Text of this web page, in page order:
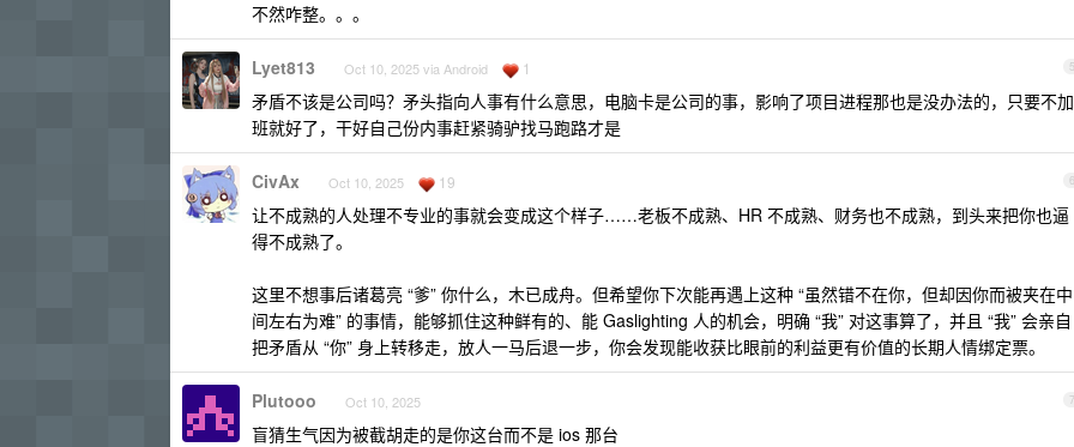
不然咋整。。。
5
Lyet813 Oct 10, 2025 via Android 1
矛盾不该是公司吗？矛头指向人事有什么意思，电脑卡是公司的事，影响了项目进程那也是没办法的，只要不加
班就好了，干好自己份内事赶紧骑驴找马跑路才是
6
CivAx Oct 10, 2025 19
让不成熟的人处理不专业的事就会变成这个样子……老板不成熟、HR 不成熟、财务也不成熟，到头来把你也逼
得不成熟了。
这里不想事后诸葛亮 “爹” 你什么，木已成舟。但希望你下次能再遇上这种 “虽然错不在你，但却因你而被夹在中
间左右为难” 的事情，能够抓住这种鲜有的、能 Gaslighting 人的机会，明确 “我” 对这事算了，并且 “我” 会亲自
把矛盾从 “你” 身上转移走，放人一马后退一步，你会发现能收获比眼前的利益更有价值的长期人情绑定票。
7
Plutooo Oct 10, 2025
盲猜生气因为被截胡走的是你这台而不是 ios 那台